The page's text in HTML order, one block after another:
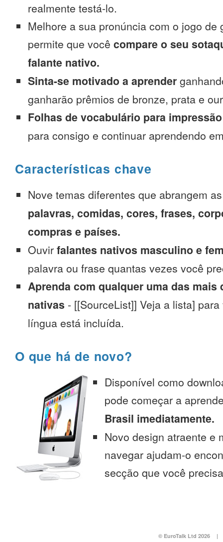
realmente testá-lo.
Melhore a sua pronúncia com o jogo de
permite que você compare o seu
falante nativo.
Sinta-se motivado a aprender
ganharão prêmios de bronze, prata e
Folhas de vocabulário para impressão
para consigo e continuar aprendendo
Características chave
Nove temas diferentes que abrangem
palavras, comidas, cores, frases,
compras e países.
Ouvir falantes nativos masculino e
palavra ou frase quantas vezes você
Aprenda com qualquer uma das mais
nativas - [[SourceList]] Veja a lista]
língua está incluída.
O que há de novo?
Disponível como
pode começar a
Brasil imediatamente.
Novo design atraente e
navegar ajudam-o
secção que você
© EuroTalk Ltd 2026 |